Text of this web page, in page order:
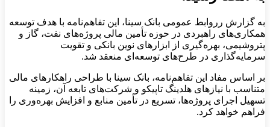
به گزارش رروابط عمومی بانک سینا، این تفاهم‌نامه با هدف توسعه
همکاری‌های راهبردی در حوزه تأمین مالی پروژه‌های نفت، گاز و
پتروشیمی، بهره‌گیری از ابزارهای نوین بانکی و تقویت
سرمایه‌گذاری در طرح‌های توسعه‌ای منعقد شد.
بر اساس مفاد این تفاهم‌نامه، بانک سینا با طراحی راهکارهای مالی
متناسب با نیازهای هلدینگ تاپیکو و شرکت‌های تابعه آن، زمینه
تسهیل اجرای پروژه‌ها، تسریع در تأمین منابع و افزایش بهره‌وری را
فراهم خواهد کرد.